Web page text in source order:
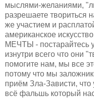
мыслями-желаниями,
разрешаете твориться
же участием и
американское
МЕЧТЫ - постарайтесь
изнутри всего что они
помогите нам, мы все
потому что мы
приём Зла-Зависти, что
всё фальшь который